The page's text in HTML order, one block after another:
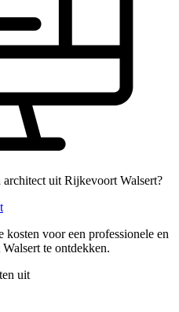
uit Rijkevoort Walsert?
voor een professionele en
te ontdekken.
uit